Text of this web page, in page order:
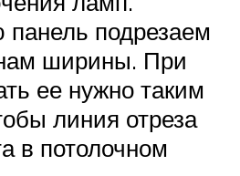
подрезаем
ширины. При
ее нужно таким
линия отреза
в потолочном